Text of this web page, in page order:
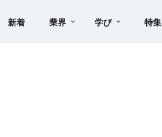
新着 業界 学び 特集